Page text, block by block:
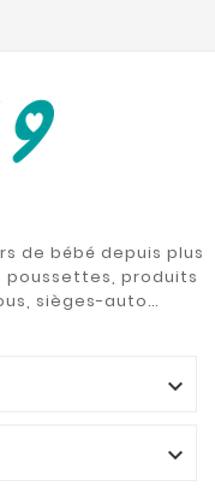
de bébé depuis plus
poussettes, produits
sièges-auto…

